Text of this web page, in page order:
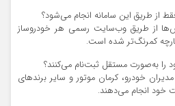
از طریق وب‌سایت رسمی هر خودروساز
کمرنگ‌تر شده است.
مدیران خودرو، کرمان موتور و سایر برندهای
خود انجام می‌دهند.